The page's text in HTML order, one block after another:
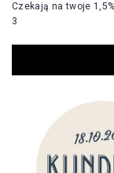
Czekają na twoje
3